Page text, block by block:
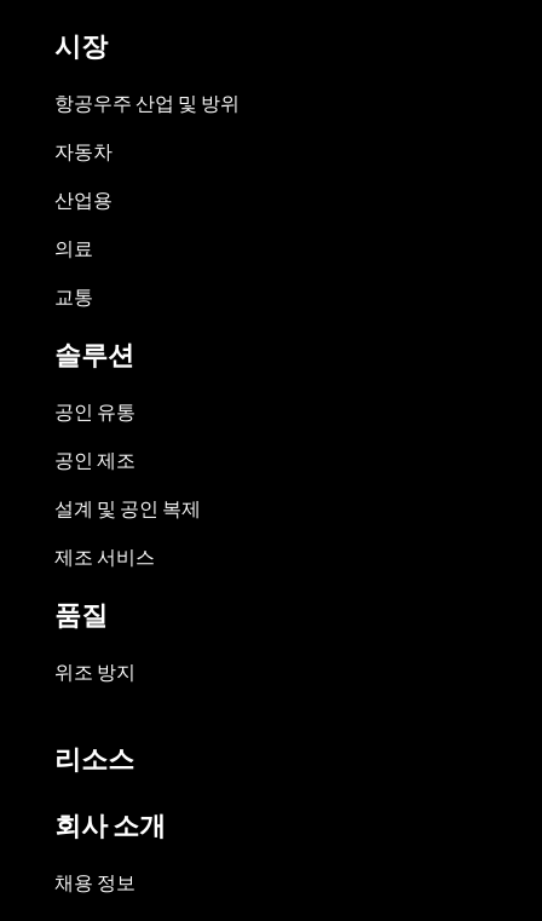
시장
항공우주 산업 및 방위
자동차
산업용
의료
교통
솔루션
공인 유통
공인 제조
설계 및 공인 복제
제조 서비스
품질
위조 방지
리소스
회사 소개
채용 정보